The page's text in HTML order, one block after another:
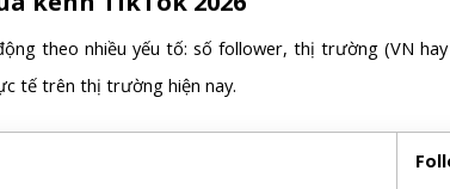
theo nhiều yếu tố: số follower, thị trường (VN
tế trên thị trường hiện nay.